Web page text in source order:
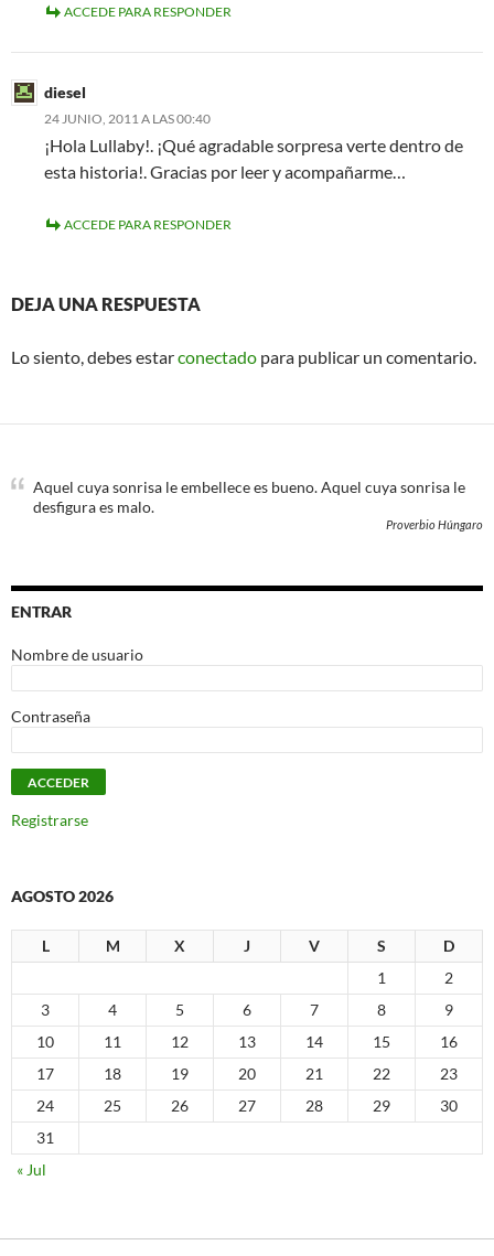
ACCEDE PARA RESPONDER
diesel
24 JUNIO, 2011 A LAS 00:40
¡Hola Lullaby!. ¡Qué agradable sorpresa verte dentro de
esta historia!. Gracias por leer y acompañarme…
ACCEDE PARA RESPONDER
DEJA UNA RESPUESTA
Lo siento, debes estarconectado para publicar un comentario.
Aquel cuya sonrisa le embellece es bueno. Aquel cuya sonrisa le
desfigura es malo.
Proverbio Húngaro
ENTRAR
Nombre de usuario
Contraseña
Registrarse
AGOSTO 2026
L M X J V S
D
1
2
3
4 5 6 7 8
9
10
11 12 13 14 15
16
17
18 19 20 21 22
23
24
25 26 27 28 29
30
31
« Jul